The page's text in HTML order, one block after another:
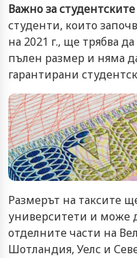
Важно за студентските
студенти, които
на 2021 г., ще трябва
пълен размер и няма
гарантирани
Размерът на таксите
университети и може
отделните части на
Шотландия, Уелс и